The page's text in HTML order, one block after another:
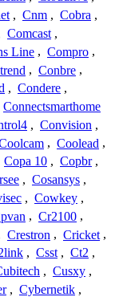
, Cnm , Cobra ,
Comcast ,
Line , Compro ,
, Conbre ,
, Condere ,
Connectsmarthome
, Convision ,
, Coolead ,
Copa 10 , Copbr ,
, Cosansys ,
, Cowkey ,
, Cr2100 ,
Crestron , Cricket ,
, Csst , Ct2 ,
, Cusxy ,
, Cybernetik ,